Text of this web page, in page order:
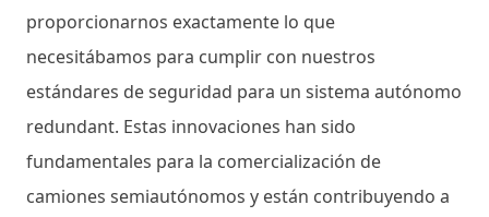
proporcionarnos exactamente lo que
necesitábamos para cumplir con nuestros
estándares de seguridad para un sistema autónomo
redundant. Estas innovaciones han sido
fundamentales para la comercialización de
camiones semiautónomos y están contribuyendo a